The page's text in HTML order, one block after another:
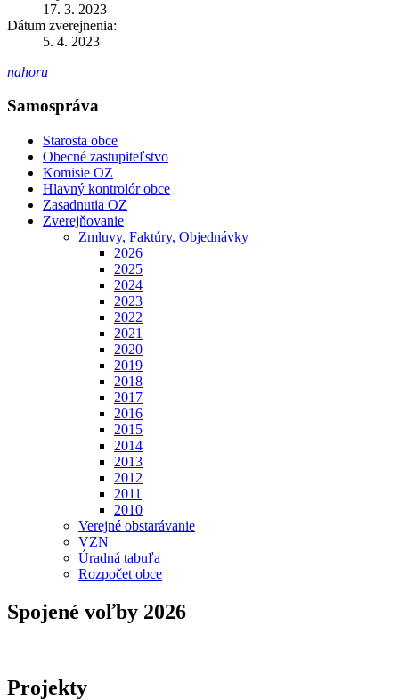
17. 3. 2023
Dátum zverejnenia:
5. 4. 2023
nahoru
Samospráva
Starosta obce
Obecné zastupiteľstvo
Komisie OZ
Hlavný kontrolór obce
Zasadnutia OZ
Zverejňovanie
Zmluvy, Faktúry, Objednávky
2026
2025
2024
2023
2022
2021
2020
2019
2018
2017
2016
2015
2014
2013
2012
2011
2010
Verejné obstarávanie
VZN
Úradná tabuľa
Rozpočet obce
Spojené voľby 2026
Projekty